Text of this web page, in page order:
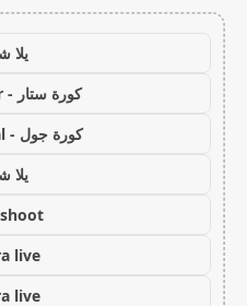
يلا
كورة ستار - koora-star
كورة جول - koora-goal
يلا
live
live